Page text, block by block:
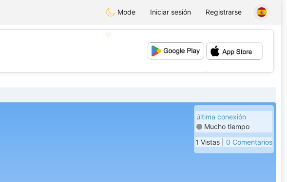
Mode Iniciar sesión Registrarse
💕
última conexión
Mucho tiempo
1 Vistas | 0 Comentarios